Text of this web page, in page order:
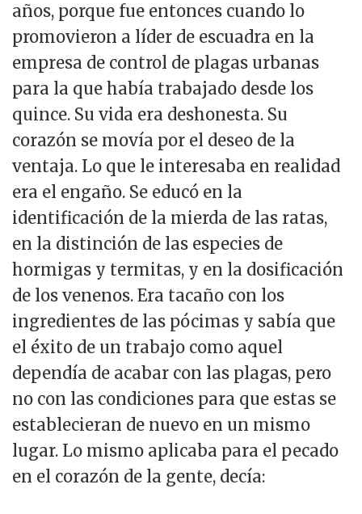
años, porque fue entonces cuando lo
promovieron a líder de escuadra en la
empresa de control de plagas urbanas
para la que había trabajado desde los
quince. Su vida era deshonesta. Su
corazón se movía por el deseo de la
ventaja. Lo que le interesaba en realidad
era el engaño. Se educó en la
identificación de la mierda de las ratas,
en la distinción de las especies de
hormigas y termitas, y en la dosificación
de los venenos. Era tacaño con los
ingredientes de las pócimas y sabía que
el éxito de un trabajo como aquel
dependía de acabar con las plagas, pero
no con las condiciones para que estas se
establecieran de nuevo en un mismo
lugar. Lo mismo aplicaba para el pecado
en el corazón de la gente, decía: